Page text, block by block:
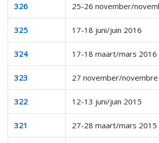
326 25-26 november/
325 17-18 juni/juin 2016
324 17-18 maart/mars 2016
323 27 november/
322 12-13 juni/juin 2015
321 27-28 maart/mars 2015